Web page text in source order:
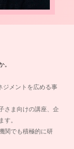
。
ジメントを広める事
さま向けの講座、企
。
関でも積極的に研